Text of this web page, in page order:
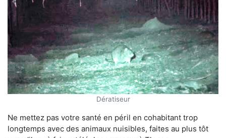
Dératiseur
Ne mettez pas votre santé en péril en cohabitant trop
longtemps avec des animaux nuisibles, faites au plus tôt